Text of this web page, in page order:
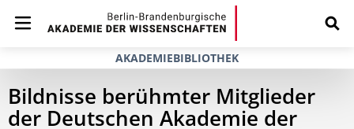
AKADEMIEBIBLIOTHEK
Bildnisse berühmter Mitglieder
der Deutschen Akademie der